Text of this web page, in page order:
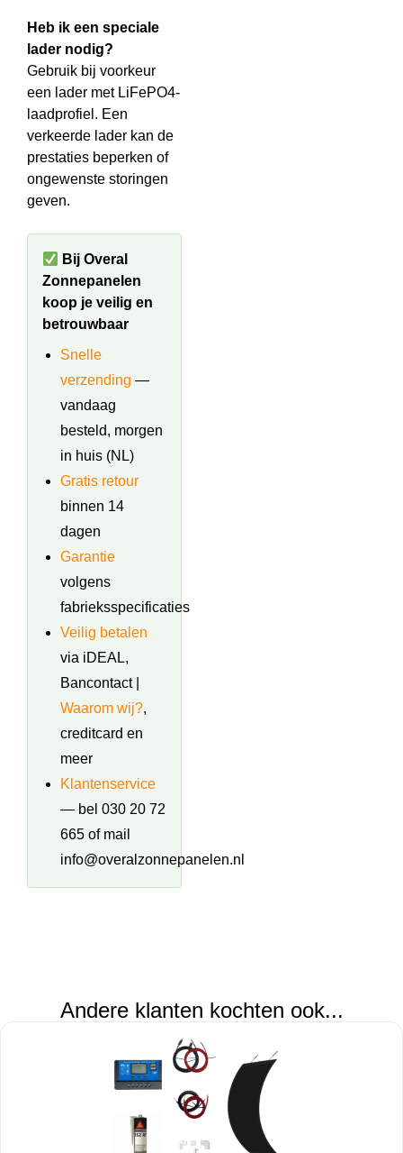
Heb ik een speciale
lader nodig?
Gebruik bij voorkeur
een lader met LiFePO4-
laadprofiel. Een
verkeerde lader kan de
prestaties beperken of
ongewenste storingen
geven.
Bij Overal
Zonnepanelen
koop je veilig en
betrouwbaar
Snelle
verzending —
vandaag
besteld, morgen
in huis (NL)
Gratis retour
binnen 14
dagen
Garantie
volgens
fabrieksspecificaties
Veilig betalen
via iDEAL,
Bancontact |
Waarom wij?,
creditcard en
meer
Klantenservice
— bel 030 20 72
665 of mail
info@overalzonnepanelen.nl
Andere klanten kochten ook...